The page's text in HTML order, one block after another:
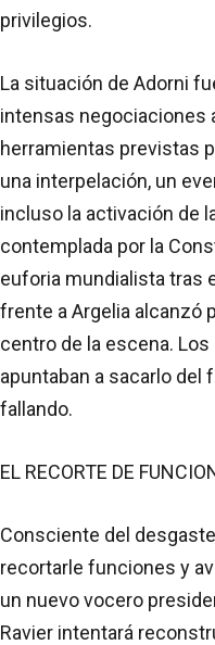
privilegios.
La situación de Adorni
intensas negociaciones
herramientas previstas
una interpelación, un
incluso la activación de
contemplada por la
euforia mundialista tras
frente a Argelia alcanzó
centro de la escena.
apuntaban a sacarlo del
fallando.
EL RECORTE DE
Consciente del
recortarle funciones y
un nuevo vocero
Ravier intentará